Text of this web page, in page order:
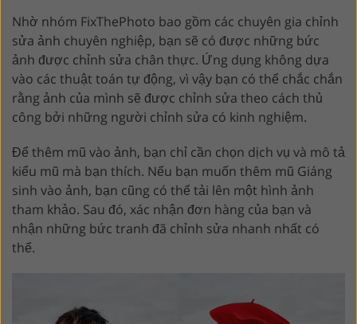
Nhờ nhóm FixThePhoto bao gồm các chuyên gia chỉnh
sửa ảnh chuyên nghiệp, bạn sẽ có được những bức
ảnh được chỉnh sửa chân thực. Ứng dụng không dựa
vào các thuật toán tự động, vì vậy bạn có thể chắc chắn
rằng ảnh của mình sẽ được chỉnh sửa theo cách thủ
công bởi những người chỉnh sửa có kinh nghiệm.
Để thêm mũ vào ảnh, bạn chỉ cần chọn dịch vụ và mô tả
kiểu mũ mà bạn thích. Nếu bạn muốn thêm mũ Giáng
sinh vào ảnh, bạn cũng có thể tải lên một hình ảnh
tham khảo. Sau đó, xác nhận đơn hàng của bạn và
nhận những bức tranh đã chỉnh sửa nhanh nhất có
thể.